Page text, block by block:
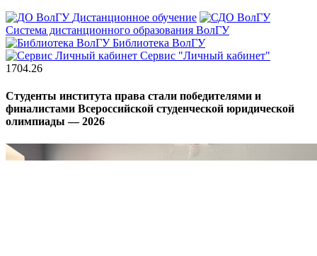
Дистанционное обучение
Система дистанционного образования ВолГУ
Библиотека ВолГУ
Сервис "Личный кабинет"
1704.26
Студенты института права стали победителями и
финалистами Всероссийской студенческой юридической
олимпиады — 2026